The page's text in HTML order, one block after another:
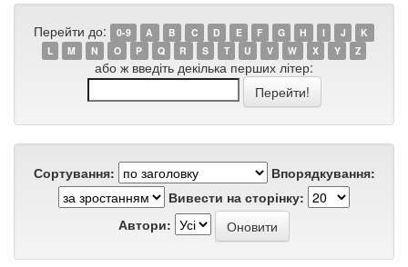
Перейти до: 0-9 A B C D E F G H I J
K
L
M N O P Q R S T U V W X Y Z
або ж введіть декілька перших літер:
Сортування:
Впорядкування:
Вивести на сторінку:
Автори: